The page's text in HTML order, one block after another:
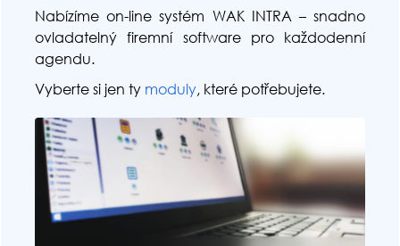
Nabízíme on-line systém WAK INTRA – snadno
ovladatelný firemní software pro každodenní
agendu.
Vyberte si jen ty moduly, které potřebujete.